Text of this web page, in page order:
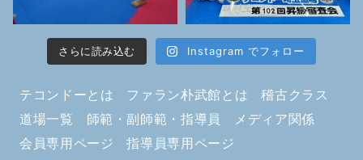
さらに読み込む Instagram でフォロー
テコンドーとは ファラン朴武館とは
稽古クラス
道場一覧
師範・副師範・指導員
メディア関係
会員専用ページ
指導員専用ページ